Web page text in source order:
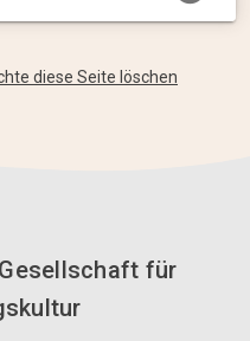
diese Seite löschen
für